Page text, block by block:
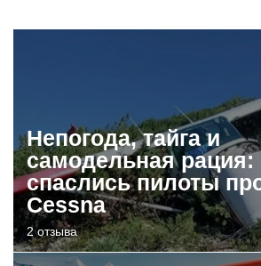
Непогода, тайга и
самодельная рация:
спаслись пилоты
Cessna
2 отзыва